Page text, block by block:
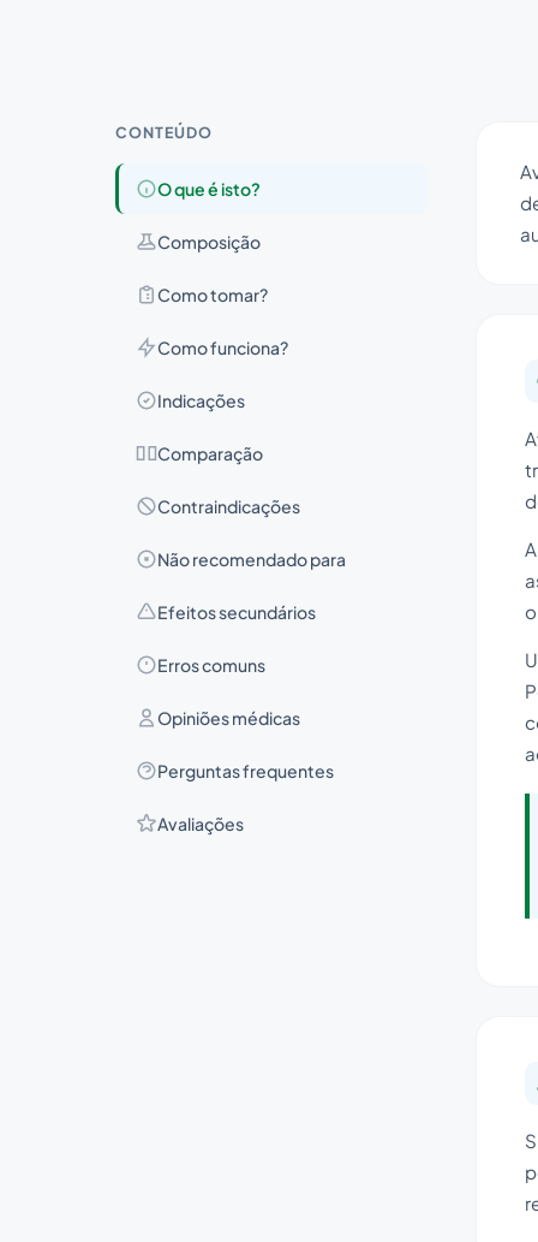
CONTEÚDO
O que é isto?
Composição
Como tomar?
Como funciona?
Indicações
Comparação
Contraindicações
Não recomendado para
Efeitos secundários
Erros comuns
Opiniões médicas
Perguntas frequentes
Avaliações